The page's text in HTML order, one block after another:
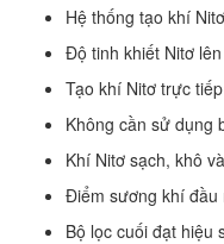
Hệ thống tạo khí
Độ tinh khiết Nitơ
Tạo khí Nitơ trực
Không cần sử dụng
Khí Nitơ sạch, khô
Điểm sương khí đầu
Bộ lọc cuối đạt hiệu